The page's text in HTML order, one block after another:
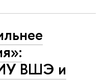
ВШЭ и